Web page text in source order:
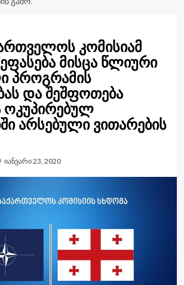
კომისიამ
მისცა წლიური
პროგრამის
და შეშფოთება
ოკუპირებულ
არსებული ვითარების
იანვარი 23, 2020